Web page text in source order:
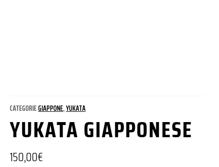
CATEGORIEGIAPPONE,YUKATA
YUKATA GIAPPONESE
150,00€